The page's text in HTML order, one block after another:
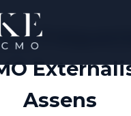
Assens